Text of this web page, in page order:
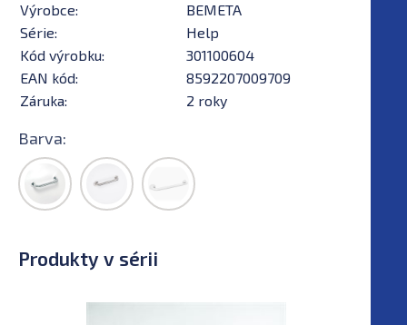
Výrobce:
BEMETA
Série:
Help
Kód výrobku:
301100604
EAN kód:
8592207009709
Záruka:
2 roky
Barva:
Produkty v sérii